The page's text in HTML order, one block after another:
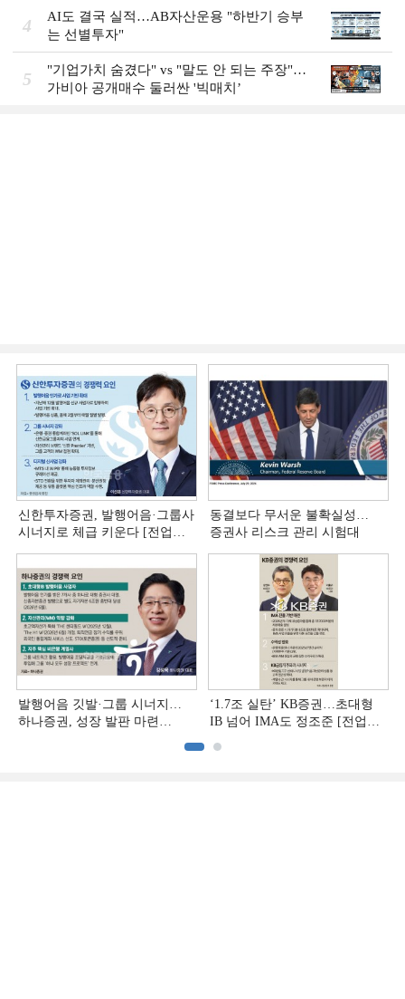
4
AI도 결국 실적…AB자산운용 "하반기 승부
는 선별투자"
5
"기업가치 숨겼다" vs "말도 안 되는 주장"…
가비아 공개매수 둘러싼 '빅매치’
신한투자증권, 발행어음·그룹사
시너지로 체급 키운다 [전업계
동결보다 무서운 불확실성…
증권사 리스크 관리 시험대
발행어음 깃발·그룹 시너지…
하나증권, 성장 발판 마련
‘1.7조 실탄’ KB증권…초대형
IB 넘어 IMA도 정조준 [전업계